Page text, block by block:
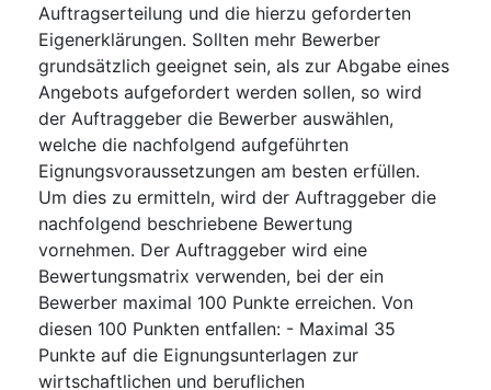
Auftragserteilung und die hierzu geforderten
Eigenerklärungen. Sollten mehr Bewerber
grundsätzlich geeignet sein, als zur Abgabe eines
Angebots aufgefordert werden sollen, so wird
der Auftraggeber die Bewerber auswählen,
welche die nachfolgend aufgeführten
Eignungsvoraussetzungen am besten erfüllen.
Um dies zu ermitteln, wird der Auftraggeber die
nachfolgend beschriebene Bewertung
vornehmen. Der Auftraggeber wird eine
Bewertungsmatrix verwenden, bei der ein
Bewerber maximal 100 Punkte erreichen. Von
diesen 100 Punkten entfallen: - Maximal 35
Punkte auf die Eignungsunterlagen zur
wirtschaftlichen und beruflichen